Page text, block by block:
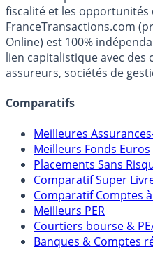
Premier guide épargne de
Média indépendant de
fiscalité et les opportunités
FranceTransactions.com
Online) est 100%
assureurs, sociétés de
Comparatifs
Meilleures Assurances-
Meilleurs Fonds Euros
Placements Sans
Comparatif Super
Comparatif Comptes à
Meilleurs PER